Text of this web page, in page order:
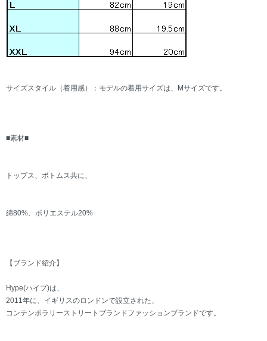
サイズスタイル（着用感）：モデルの着用サイズは、Mサイズです。
■素材■
トップス、ボトムス共に、
綿80%、ポリエステル20%
【ブランド紹介】
Hype(ハイプ)は、
2011年に、イギリスのロンドンで設立された、
コンテンポラリーストリートブランドファッションブランドです。